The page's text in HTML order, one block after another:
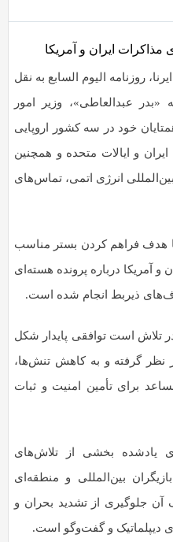
ایران و آمریکا
روزنامه الیوم السابع به نقل
عبدالعاطی»، وزیر امور
خود در سه کشور اروپایی
و ایالات متحده و همچنین
انرژی اتمی، تماس‌های
فراهم کردن بستر مناسب
درباره پرونده هسته‌ای
ذیربط انجام شده است.
تلاش است توافقی پایدار شکل
گرفته و به کاهش تنش‌ها،
برای تأمین امنیت و ثبات
بخشی از تلاش‌های
بین‌المللی و منطقه‌ای
از تشدید بحران و
و گفت‌و‌گو است.